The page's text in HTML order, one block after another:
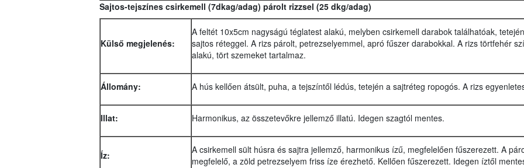
Sajtos-tejszínes csirkemell (7dkag/adag) párolt rizzsel (25 dkg/adag)
Külső megjelenés:
A feltét 10x5cm nagyságú téglatest alakú, melyben csirkemell darabok találhatóak,
sajtos réteggel. A rizs párolt, petrezselyemmel, apró fűszer darabokkal. A rizs törtfehér
alakú, tört szemeket tartalmaz.
Állomány: A hús kellően átsült, puha, a tejszíntől lédús, tetején a sajtréteg ropogós. A rizs
Illat: Harmonikus, az összetevőkre jellemző illatú. Idegen szagtól mentes.
Íz:
A csirkemell sült húsra és sajtra jellemző, harmonikus ízű, megfelelően fűszerezett. A
megfelelő, a zöld petrezselyem friss íze érezhető. Kellően fűszerezett. Idegen íztől